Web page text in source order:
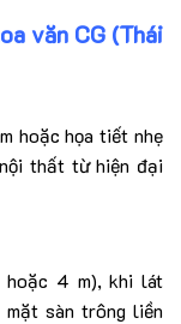
văn CG (Thái
hoặc họa tiết nhẹ
thất từ hiện đại
hoặc 4 m), khi lát
sàn trông liền